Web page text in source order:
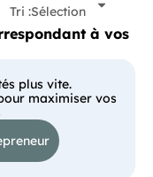
Tri :Sélection
à vos
plus vite.
maximiser vos